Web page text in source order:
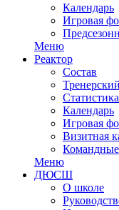
Календарь
Игровая
Меню
Реактор
Состав
Статистика
Календарь
Игровая
Визитная
Командные
Меню
ДЮСШ
О школе